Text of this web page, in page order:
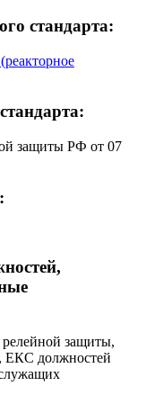
стандарта:
защиты РФ от 07
защиты,
ЕКС должностей